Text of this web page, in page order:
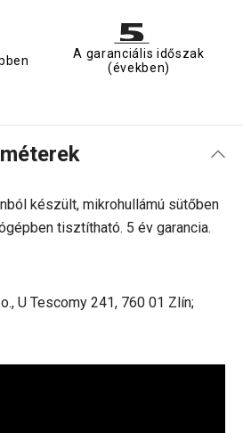
A garanciális időszak
(években)
készült, mikrohullámú sütőben
tisztítható. 5 év garancia.
U Tescomy 241, 760 01 Zlín;